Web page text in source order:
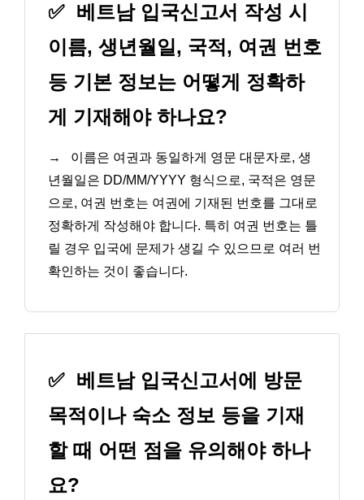
✅ 베트남 입국신고서 작성 시
이름, 생년월일, 국적, 여권 번호
등 기본 정보는 어떻게 정확하
게 기재해야 하나요?
→
이름은 여권과 동일하게 영문 대문자로, 생
년월일은 DD/MM/YYYY 형식으로, 국적은 영문
으로, 여권 번호는 여권에 기재된 번호를 그대로
정확하게 작성해야 합니다. 특히 여권 번호는 틀
릴 경우 입국에 문제가 생길 수 있으므로 여러 번
확인하는 것이 좋습니다.
✅ 베트남 입국신고서에 방문
목적이나 숙소 정보 등을 기재
할 때 어떤 점을 유의해야 하나
요?